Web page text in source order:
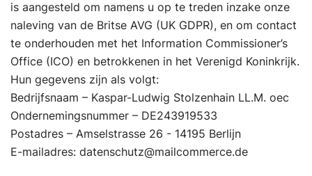
is aangesteld om namens u op te treden inzake onze
naleving van de Britse AVG (UK GDPR), en om contact
te onderhouden met het Information Commissioner’s
Office (ICO) en betrokkenen in het Verenigd Koninkrijk.
Hun gegevens zijn als volgt:
Bedrijfsnaam – Kaspar-Ludwig Stolzenhain LL.M. oec
Ondernemingsnummer – DE243919533
Postadres – Amselstrasse 26 - 14195 Berlijn
E-mailadres: datenschutz@mailcommerce.de